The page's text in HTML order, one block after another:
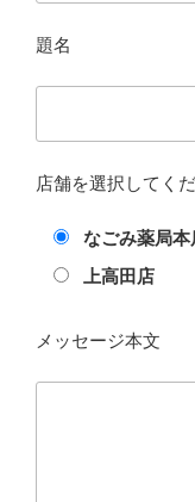
題名
店舗を選択してくだ
なごみ薬局
上高田店
メッセージ本文